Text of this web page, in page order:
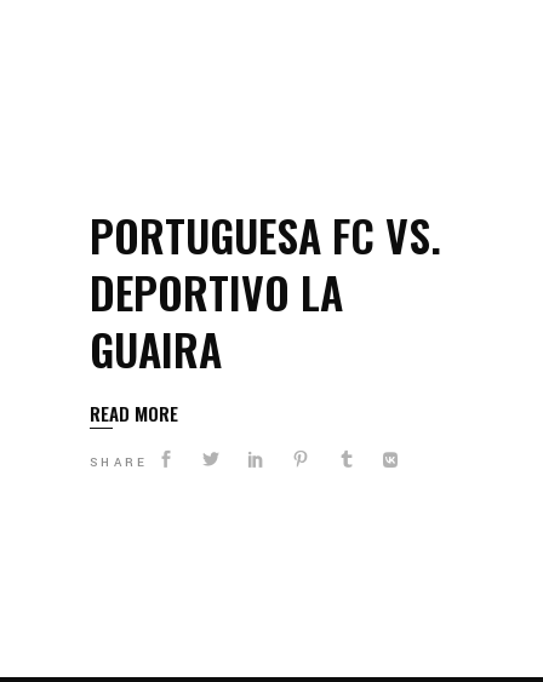
PORTUGUESA FC VS.
DEPORTIVO LA
GUAIRA
READ MORE
SHARE